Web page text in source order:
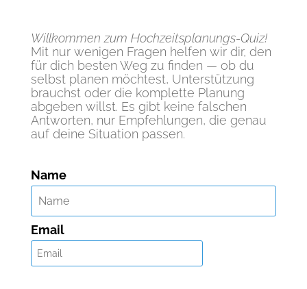
Willkommen zum Hochzeitsplanungs-Quiz!
Mit nur wenigen Fragen helfen wir dir, den
für dich besten Weg zu finden — ob du
selbst planen möchtest, Unterstützung
brauchst oder die komplette Planung
abgeben willst. Es gibt keine falschen
Antworten, nur Empfehlungen, die genau
auf deine Situation passen.
Name
Email